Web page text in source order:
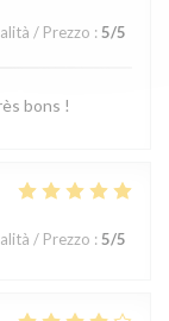
/ Prezzo : 5/5
bons !
/ Prezzo : 5/5